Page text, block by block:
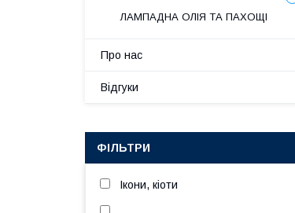
ЛАМПАДНА ОЛІЯ ТА ПАХОЩІ
Про нас
Відгуки
ФІЛЬТРИ
Ікони, кіоти